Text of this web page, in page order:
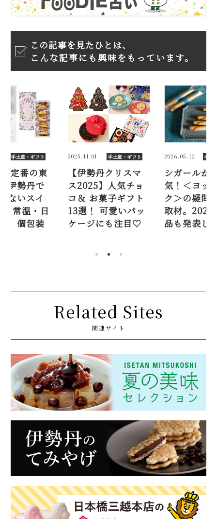
この記事を見たひとは、
こんな記事にも興味をもっています。
手土産・ギフト
クリスマ
人気チョ
子ギフト
愛いパッ
も注目♡
2026.05.12 手土産・ギフト
シガールが大人
気！＜ヨックモッ
ク＞の疑問を徹底
取材。2026年新商
品も発表します♡
2026.08.06 手土
【2026新定
京土産】伊
しか買えな
ーツ9選。
持ちよし、
Related Sites
関連サイト